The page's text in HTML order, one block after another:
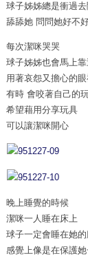
球子姊姊總是衝過
舔舔她 問問她好不
每次潔咪哭哭
球子姊姊也會馬上靠
用著哀怨又擔心的
有時 會咬著自己的
希望藉用分享玩具
可以讓潔咪開心
晚上睡覺的時候
潔咪一人睡在床上
球子一定會睡在她的
感覺上像是在保護她